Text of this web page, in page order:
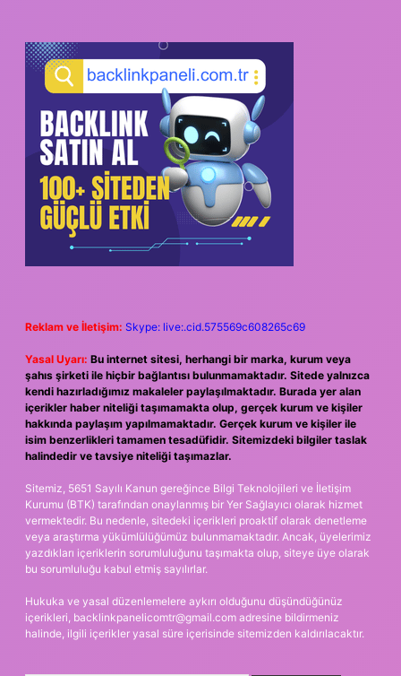
Reklam ve İletişim: Skype: live:.cid.575569c608265c69
Yasal Uyarı: Bu internet sitesi, herhangi bir marka, kurum veya
şahıs şirketi ile hiçbir bağlantısı bulunmamaktadır. Sitede yalnızca
kendi hazırladığımız makaleler paylaşılmaktadır. Burada yer alan
içerikler haber niteliği taşımamakta olup, gerçek kurum ve kişiler
hakkında paylaşım yapılmamaktadır. Gerçek kurum ve kişiler ile
isim benzerlikleri tamamen tesadüfidir. Sitemizdeki bilgiler taslak
halindedir ve tavsiye niteliği taşımazlar.
Sitemiz, 5651 Sayılı Kanun gereğince Bilgi Teknolojileri ve İletişim
Kurumu (BTK) tarafından onaylanmış bir Yer Sağlayıcı olarak hizmet
vermektedir. Bu nedenle, sitedeki içerikleri proaktif olarak denetleme
veya araştırma yükümlülüğümüz bulunmamaktadır. Ancak, üyelerimiz
yazdıkları içeriklerin sorumluluğunu taşımakta olup, siteye üye olarak
bu sorumluluğu kabul etmiş sayılırlar.
Hukuka ve yasal düzenlemelere aykırı olduğunu düşündüğünüz
içerikleri, backlinkpanelicomtr@gmail.com adresine bildirmeniz
halinde, ilgili içerikler yasal süre içerisinde sitemizden kaldırılacaktır.